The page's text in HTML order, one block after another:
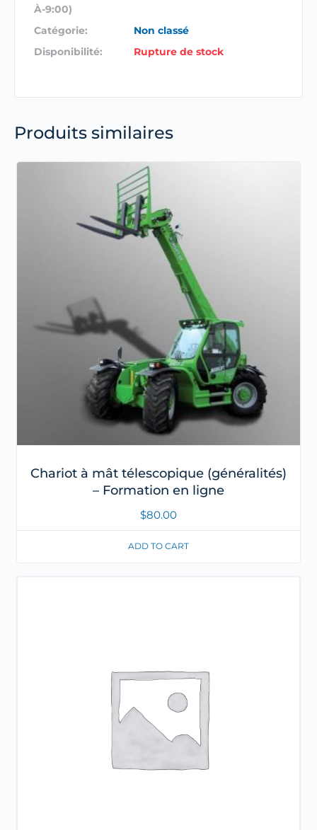
À-9:00)
Catégorie:
Non classé
Disponibilité:
Rupture de stock
Produits similaires
Chariot à mât télescopique (généralités)
– Formation en ligne
$80.00
ADD TO CART